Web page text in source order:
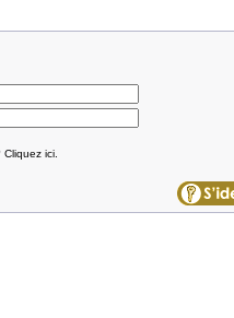
ici.